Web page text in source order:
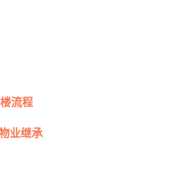
流程
业继承